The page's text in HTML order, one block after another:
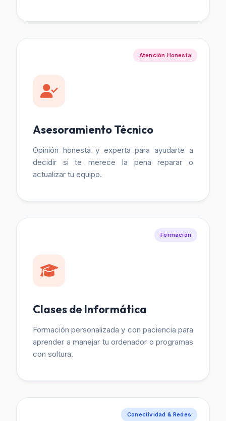
Atención Honesta
Asesoramiento Técnico
Opinión honesta y experta para ayudarte a
decidir si te merece la pena reparar o
actualizar tu equipo.
Formación
Clases de Informática
Formación personalizada y con paciencia para
aprender a manejar tu ordenador o programas
con soltura.
Conectividad & Redes